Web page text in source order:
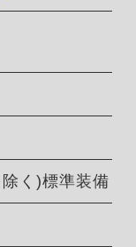
く)標準装備